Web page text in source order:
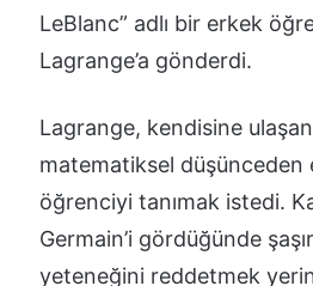
LeBlanc” adlı bir erkek
Lagrange’a gönderdi.
Lagrange, kendisine
matematiksel düşünceden
öğrenciyi tanımak istedi.
Germain’i gördüğünde
yeteneğini reddetmek